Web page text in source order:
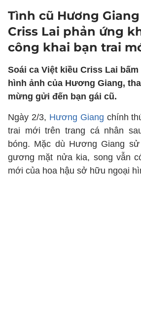
Tình cũ Hương
Criss Lai phản ứng
công khai bạn trai
Soái ca Việt kiều Criss Lai
hình ảnh của Hương Giang,
mừng gửi đến bạn gái cũ.
Ngày 2/3, Hương Giang chính
trai mới trên trang cá nhân
bóng. Mặc dù Hương Giang
gương mặt nửa kia, song vẫn
mới của hoa hậu sở hữu ngoại